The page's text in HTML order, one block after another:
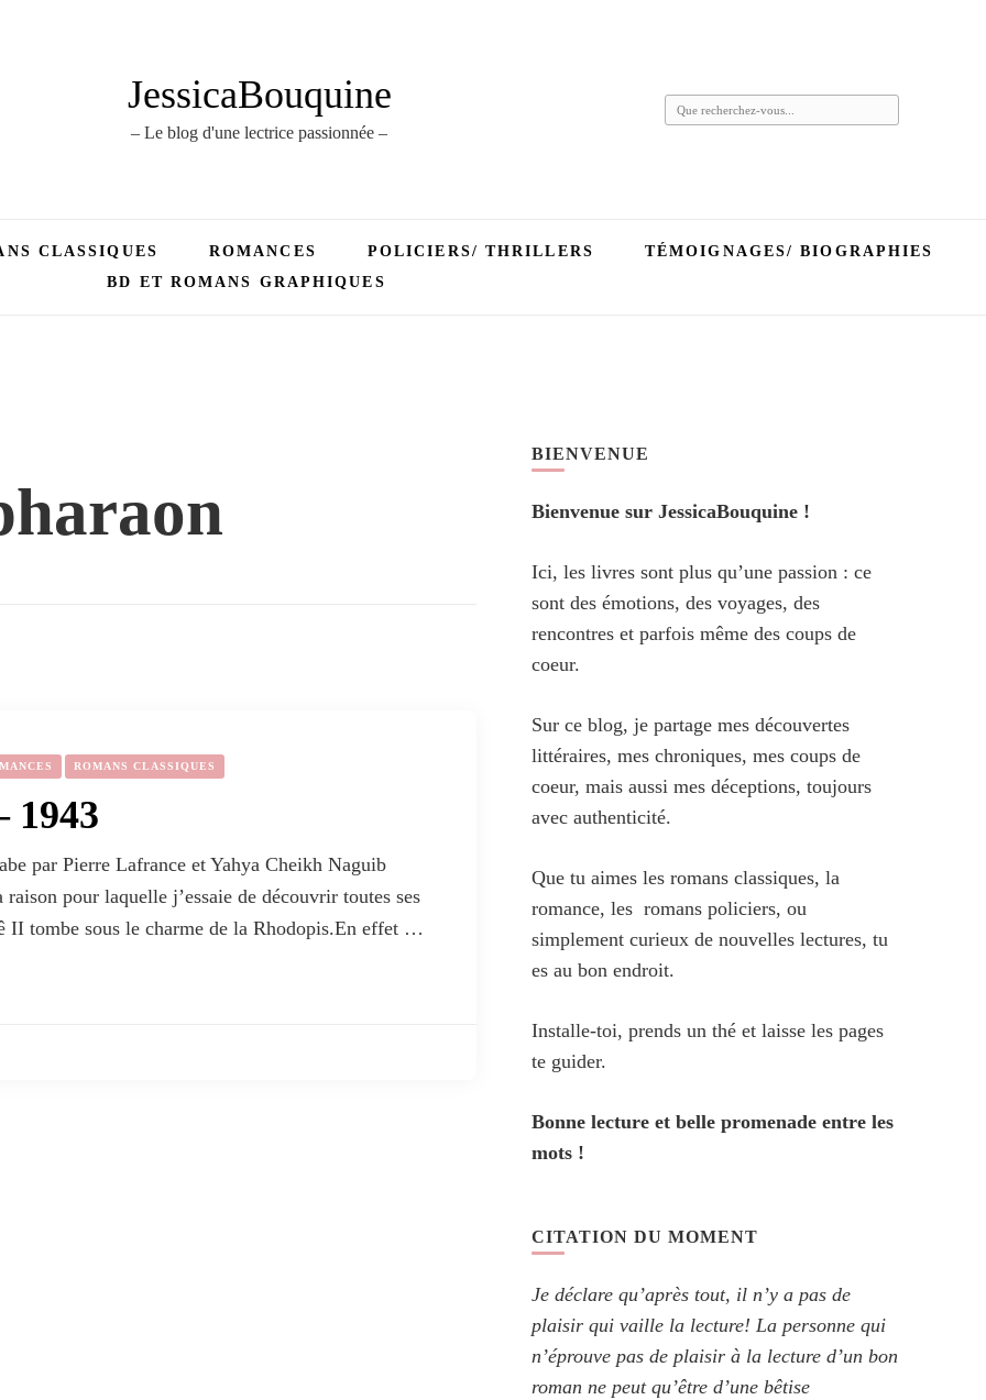
JessicaBouquine
– Le blog d'une lectrice passionnée –
Vous
CLASSIQUES ROMANCES POLICIERS/ THRILLERS
TÉMOIGNAGES/ BIOGRAPHIES
BD ET ROMANS GRAPHIQUES
ROMANS CLASSIQUES
1943
par Pierre Lafrance et Yahya Cheikh Naguib
pour laquelle j’essaie de découvrir toutes ses
II tombe sous le charme de la Rhodopis.En effet …
BIENVENUE
Bienvenue sur JessicaBouquine !
Ici, les livres sont plus qu’une passion : ce
sont des émotions, des voyages, des
rencontres et parfois même des coups de
coeur.
Sur ce blog, je partage mes découvertes
littéraires, mes chroniques, mes coups de
coeur, mais aussi mes déceptions, toujours
avec authenticité.
Que tu aimes les romans classiques, la
romance, les romans policiers, ou
simplement curieux de nouvelles lectures, tu
es au bon endroit.
Installe-toi, prends un thé et laisse les pages
te guider.
Bonne lecture et belle promenade entre les
mots !
CITATION DU MOMENT
Je déclare qu’après tout, il n’y a pas de
plaisir qui vaille la lecture! La personne qui
n’éprouve pas de plaisir à la lecture d’un bon
roman ne peut qu’être d’une bêtise